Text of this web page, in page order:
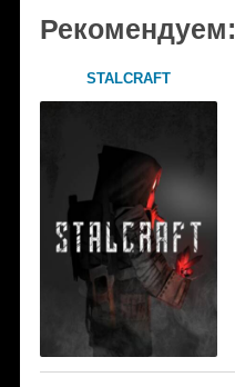
Рекомендуем:
STALCRAFT